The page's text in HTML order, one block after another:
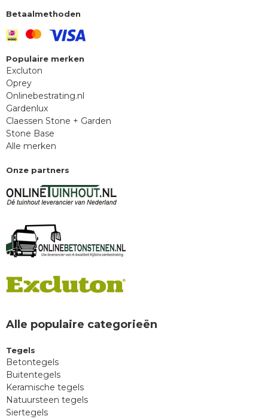
Betaalmethoden
Populaire merken
Excluton
Oprey
Onlinebestrating.nl
Gardenlux
Claessen Stone + Garden
Stone Base
Alle merken
Onze partners
Alle populaire categorieën
Tegels
Betontegels
Buitentegels
Keramische tegels
Natuursteen tegels
Siertegels